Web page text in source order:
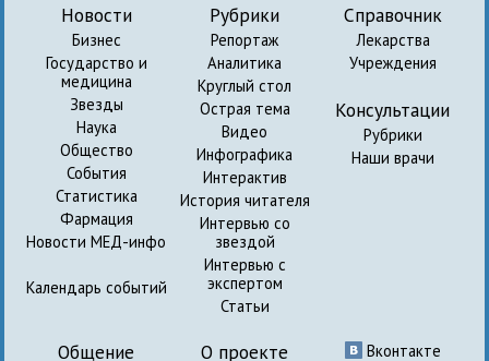
Новости
Бизнес
Государство и
медицина
Звезды
Наука
Общество
События
Статистика
Фармация
Новости МЕД-инфо
Календарь событий
Рубрики
Репортаж
Аналитика
Круглый стол
Острая тема
Видео
Инфографика
Интерактив
История читателя
Интервью со
звездой
Интервью с
экспертом
Статьи
Справочник
Лекарства
Учреждения
Консультации
Рубрики
Наши врачи
Общение О проекте Вконтакте